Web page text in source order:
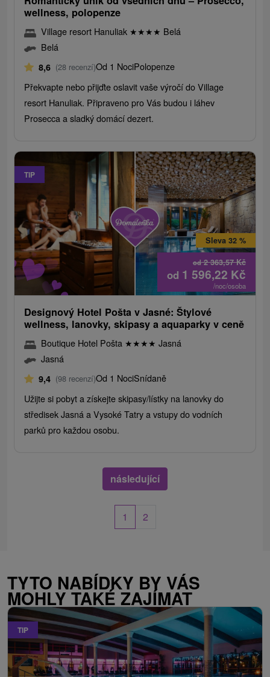
wellness, polopenze
Village resort Hanuliak ★★★★ Belá
Belá
8,6 (28 recenzí)Od 1 NociPolopenze
Překvapte nebo přijďte oslavit vaše výročí do Village
resort Hanuliak. Připraveno pro Vás budou i láhev
Prosecca a sladký domácí dezert.
TIP
od2 363,57Kč
Sleva 32 %
od 1 596,22 Kč
/noc/osoba
Designový Hotel Pošta v Jasné: Štylové
wellness, lanovky, skipasy a aquaparky v ceně
Boutique Hotel Pošta ★★★★ Jasná
Jasná
9,4 (98 recenzí)Od 1 NociSnídaně
Užijte si pobyt a získejte skipasy/lístky na lanovky do
středisek Jasná a Vysoké Tatry a vstupy do vodních
parků pro každou osobu.
následující
1 2
TYTO NABÍDKY BY VÁS
MOHLY TAKÉ ZAJÍMAT
TIP